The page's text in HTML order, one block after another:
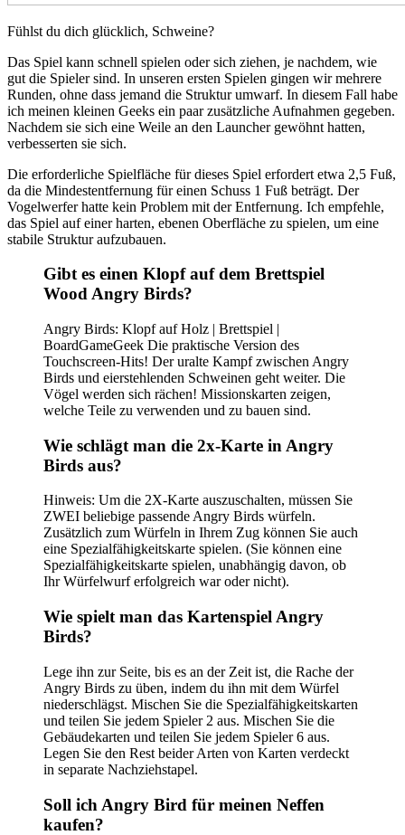
Fühlst du dich glücklich, Schweine?
Das Spiel kann schnell spielen oder sich ziehen, je nachdem, wie
gut die Spieler sind. In unseren ersten Spielen gingen wir mehrere
Runden, ohne dass jemand die Struktur umwarf. In diesem Fall habe
ich meinen kleinen Geeks ein paar zusätzliche Aufnahmen gegeben.
Nachdem sie sich eine Weile an den Launcher gewöhnt hatten,
verbesserten sie sich.
Die erforderliche Spielfläche für dieses Spiel erfordert etwa 2,5 Fuß,
da die Mindestentfernung für einen Schuss 1 Fuß beträgt. Der
Vogelwerfer hatte kein Problem mit der Entfernung. Ich empfehle,
das Spiel auf einer harten, ebenen Oberfläche zu spielen, um eine
stabile Struktur aufzubauen.
Gibt es einen Klopf auf dem Brettspiel
Wood Angry Birds?
Angry Birds: Klopf auf Holz | Brettspiel |
BoardGameGeek Die praktische Version des
Touchscreen-Hits! Der uralte Kampf zwischen Angry
Birds und eierstehlenden Schweinen geht weiter. Die
Vögel werden sich rächen! Missionskarten zeigen,
welche Teile zu verwenden und zu bauen sind.
Wie schlägt man die 2x-Karte in Angry
Birds aus?
Hinweis: Um die 2X-Karte auszuschalten, müssen Sie
ZWEI beliebige passende Angry Birds würfeln.
Zusätzlich zum Würfeln in Ihrem Zug können Sie auch
eine Spezialfähigkeitskarte spielen. (Sie können eine
Spezialfähigkeitskarte spielen, unabhängig davon, ob
Ihr Würfelwurf erfolgreich war oder nicht).
Wie spielt man das Kartenspiel Angry
Birds?
Lege ihn zur Seite, bis es an der Zeit ist, die Rache der
Angry Birds zu üben, indem du ihn mit dem Würfel
niederschlägst. Mischen Sie die Spezialfähigkeitskarten
und teilen Sie jedem Spieler 2 aus. Mischen Sie die
Gebäudekarten und teilen Sie jedem Spieler 6 aus.
Legen Sie den Rest beider Arten von Karten verdeckt
in separate Nachziehstapel.
Soll ich Angry Bird für meinen Neffen
kaufen?